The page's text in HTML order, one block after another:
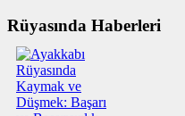
Rüyasında Haberleri